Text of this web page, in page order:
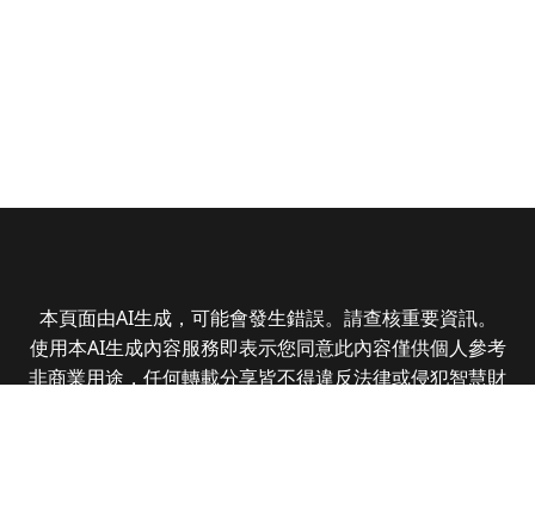
本頁面由AI生成，可能會發生錯誤。請查核重要資訊。
使用本AI生成內容服務即表示您同意此內容僅供個人參考
非商業用途，任何轉載分享皆不得違反法律或侵犯智慧財